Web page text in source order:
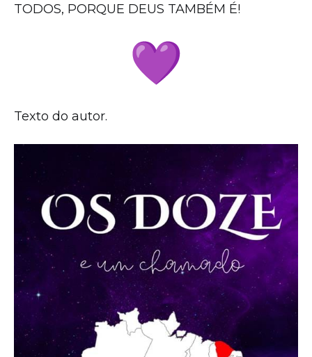
TODOS, PORQUE DEUS TAMBÉM É!
Texto do autor.